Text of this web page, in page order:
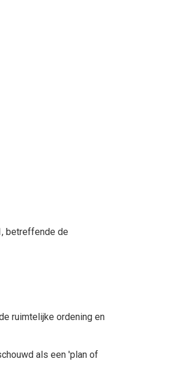
betreffende de
ruimtelijke ordening en
als een 'plan of